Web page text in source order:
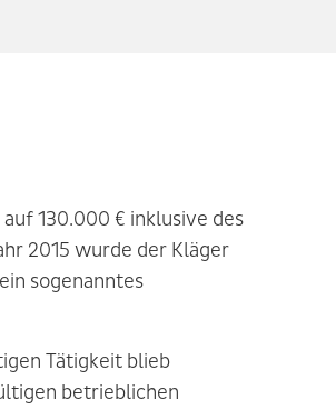
130.000 € inklusive des
2015 wurde der Kläger
sogenanntes
Tätigkeit blieb
betrieblichen